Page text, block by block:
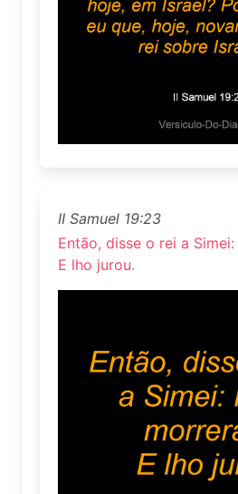
II Samuel 19:23
Então, disse o rei a
E lho jurou.